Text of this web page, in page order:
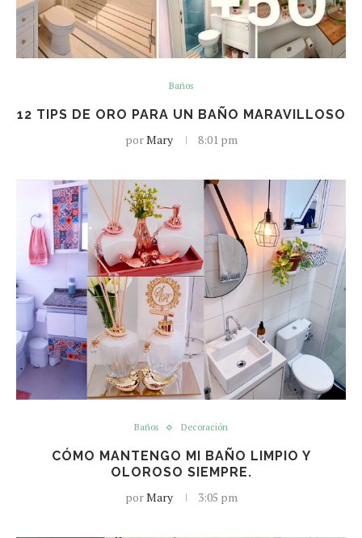
Baños
12 TIPS DE ORO PARA UN BAÑO MARAVILLOSO
porMary 8:01 pm
Baños Decoración
CÓMO MANTENGO MI BAÑO LIMPIO Y
OLOROSO SIEMPRE.
porMary 3:05 pm